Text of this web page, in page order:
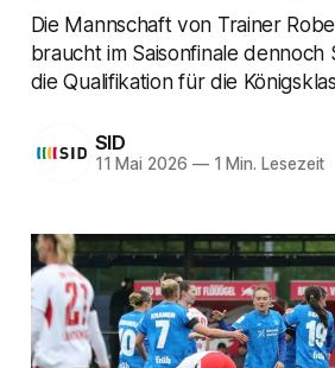
Die Mannschaft von Trainer
braucht im Saisonfinale dennoch
die Qualifikation für die
SID
11 Mai 2026 —1 Min. Lesezeit